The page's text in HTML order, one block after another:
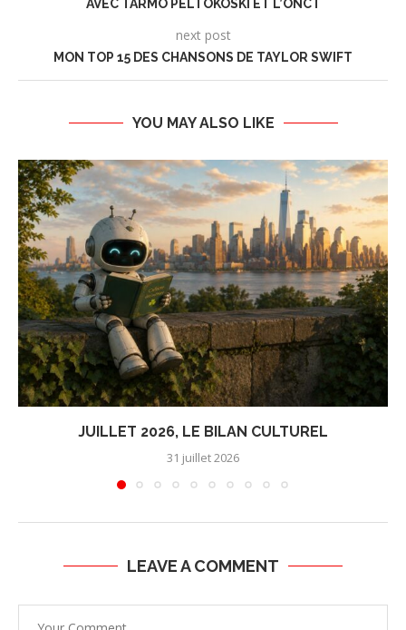
AVEC TARMO PELTOKOSKI ET L’ONCT
next post
MON TOP 15 DES CHANSONS DE TAYLOR SWIFT
YOU MAY ALSO LIKE
JUILLET 2026, LE BILAN CULTUREL
31 juillet 2026
LEAVE A COMMENT